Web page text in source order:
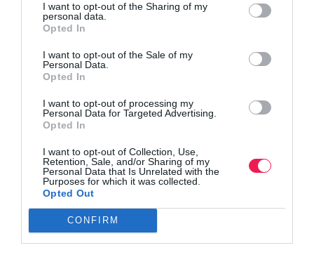
I want to opt-out of the Sharing of my
personal data.
Opted In
I want to opt-out of the Sale of my
Personal Data.
Opted In
I want to opt-out of processing my
Personal Data for Targeted Advertising.
Opted In
I want to opt-out of Collection, Use,
Retention, Sale, and/or Sharing of my
Personal Data that Is Unrelated with the
Purposes for which it was collected.
Opted Out
CONFIRM
πρόεδρος Οργανωτικής Επιτροπής Spetses Mini Marathon |
Μαριάννα Μανωλοπούλου, Χρήστος Κάβουρας
Μέσα σε αυτά τα χρόνια, το Spetses Mini Marathon έχει
φιλοξενήσει χιλιάδες συμμετέχοντες από δεκάδες χώρες,
κορυφαίους Έλληνες και διεθνείς αθλητές, Ολυμπιονίκες,
προσωπικότητες από τον χώρο του αθλητισμού και της
κοινωνίας, ενώ παράλληλα έχει συμβάλει ουσιαστικά στην
ενίσχυση της εξωστρέφειας και της τουριστικής ταυτότητας